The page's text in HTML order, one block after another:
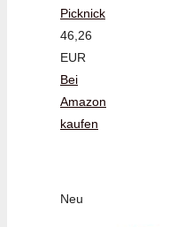
Picknick
46,26
EUR
Bei
Amazon
kaufen
Neu